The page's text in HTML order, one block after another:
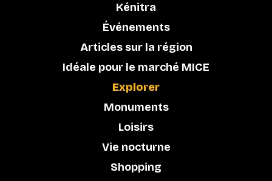
Kénitra
Événements
Articles sur la région
Idéale pour le marché MICE
Explorer
Monuments
Loisirs
Vie nocturne
Shopping